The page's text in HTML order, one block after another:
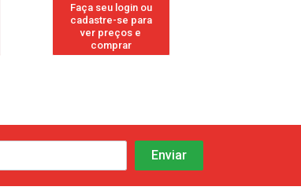
Faça seu login ou
cadastre-se para
ver preços e
comprar